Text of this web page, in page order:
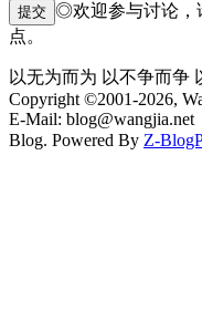
◎欢迎参与讨论，
点。
以无为而为 以不争而争
Copyright ©2001-2026,
E-Mail: blog@wangjia.net
Blog. Powered By Z-